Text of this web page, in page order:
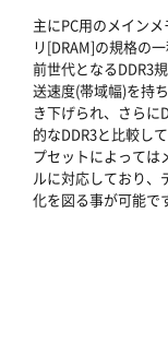
主にPC用のメイン
リ[DRAM]の規格の
前世代となるDDR3
送速度(帯域幅)を持
き下げられ、さらに
的なDDR3と比較し
プセットによっては
ルに対応しており、
化を図る事が可能で